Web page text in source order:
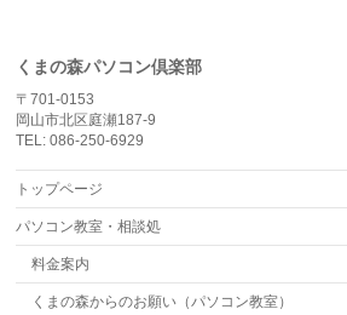
くまの森パソコン倶楽部
〒701-0153
岡山市北区庭瀬187-9
TEL: 086-250-6929
トップページ
パソコン教室・相談処
料金案内
くまの森からのお願い（パソコン教室）